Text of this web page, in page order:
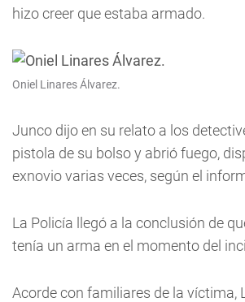
hizo creer que estaba armado.
Oniel Linares Álvarez.
Junco dijo en su relato a los
pistola de su bolso y abrió fuego,
exnovio varias veces, según el
La Policía llegó a la conclusión de
tenía un arma en el momento del
Acorde con familiares de la víctima,